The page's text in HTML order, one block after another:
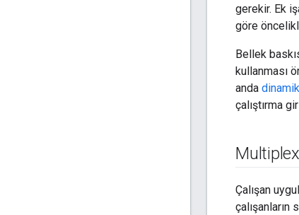
gerekir. Ek
göre
Bellek
kullanması
anda
çalıştırma
Çalışan
çalışanların